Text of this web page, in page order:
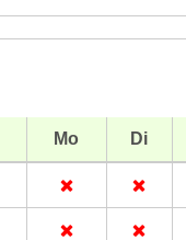
Mo Di